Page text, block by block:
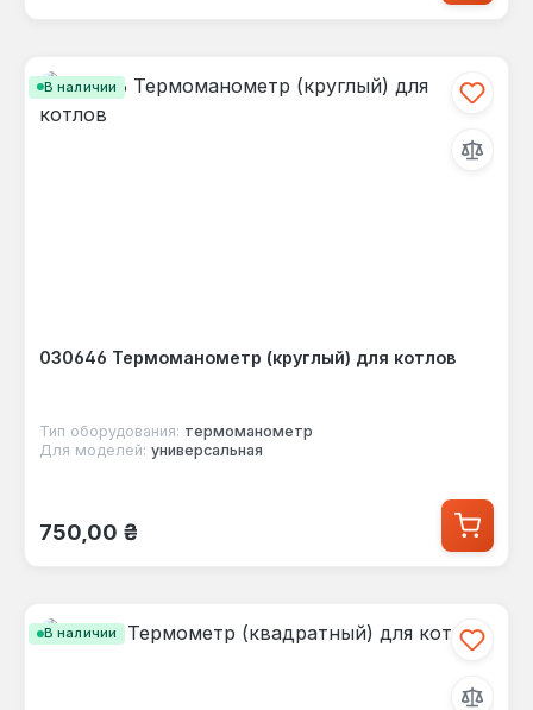
В наличии
030646 Термоманометр (круглый) для котлов
Тип оборудования: термоманометр
Для моделей: универсальная
Обычная цена:
750,00 ₴
В наличии